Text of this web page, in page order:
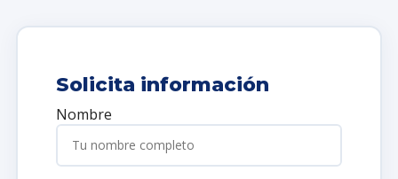
Solicita información
Nombre